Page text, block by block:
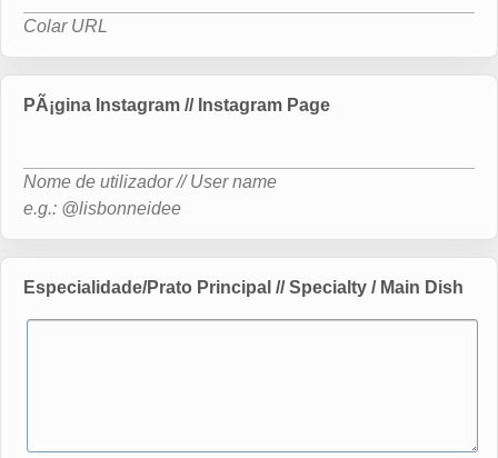
Colar URL
PÃ¡gina Instagram // Instagram Page
Nome de utilizador // User name
e.g.: @lisbonneidee
Especialidade/Prato Principal // Specialty / Main Dish